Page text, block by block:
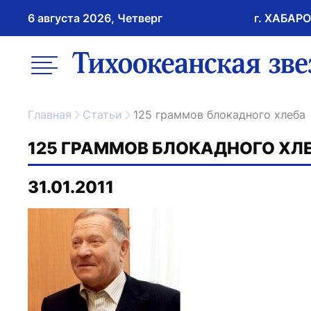
6 августа 2026, Четверг г.
меню ссылка на
Главная Статьи 125 граммов блокадного хлеба
125 ГРАММОВ БЛОКАДНОГО
31.01.2011